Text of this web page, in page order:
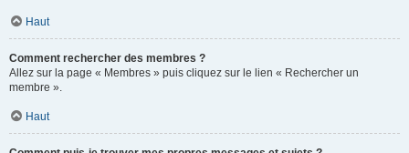
Haut
Comment rechercher des membres ?
Allez sur la page « Membres » puis cliquez sur le lien « Rechercher un
membre ».
Haut